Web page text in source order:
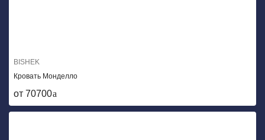
BISHEK
Кровать Монделло
от 70700